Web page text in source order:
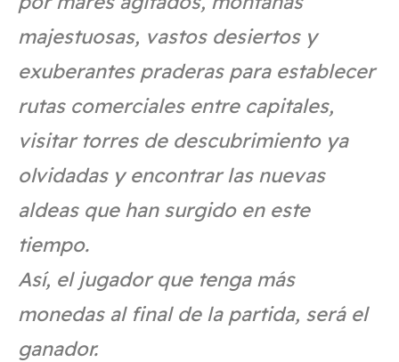
majestuosas, vastos desiertos y
exuberantes praderas para establecer
rutas comerciales entre capitales,
visitar torres de descubrimiento ya
olvidadas y encontrar las nuevas
aldeas que han surgido en este
tiempo.
Así, el jugador que tenga más
monedas al final de la partida, será el
ganador.